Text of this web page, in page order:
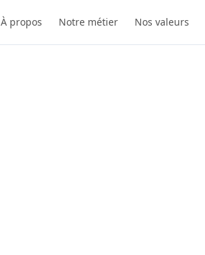
À propos Notre métier Nos valeurs